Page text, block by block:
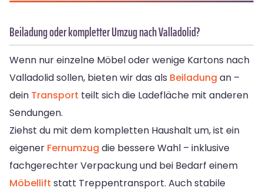
Beiladung oder kompletter Umzug nach Valladolid?
Wenn nur einzelne Möbel oder wenige Kartons nach
Valladolid sollen, bieten wir das als Beiladung an –
dein Transport teilt sich die Ladefläche mit anderen
Sendungen.
Ziehst du mit dem kompletten Haushalt um, ist ein
eigener Fernumzug die bessere Wahl – inklusive
fachgerechter Verpackung und bei Bedarf einem
Möbellift statt Treppentransport. Auch stabile